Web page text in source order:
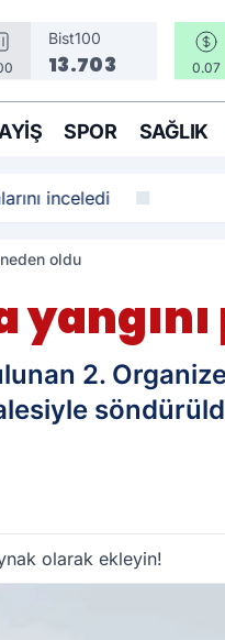
Bist100
13.703 0.07
SPOR SAĞLIK
inceledi
oldu
2.
olarak ekleyin!